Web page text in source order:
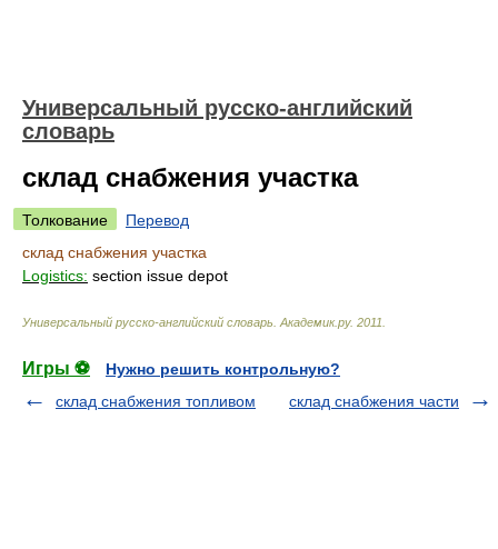
Универсальный русско-английский
словарь
склад снабжения участка
Толкование
Перевод
склад снабжения участка
Logistics: section issue depot
Универсальный русско-английский словарь Академик.ру. 2011
Игры ⚽
Нужно решить контрольную?
склад снабжения топливом
склад снабжения части